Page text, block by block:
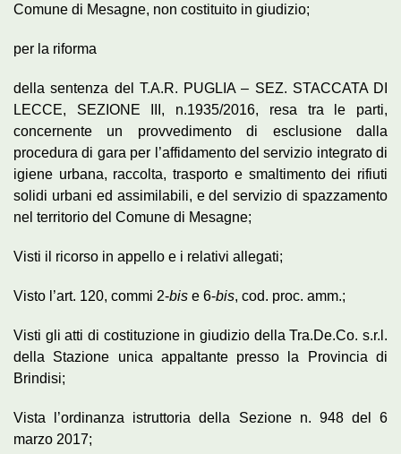
Comune di Mesagne, non costituito in giudizio;
per la riforma
della sentenza del T.A.R. PUGLIA – SEZ. STACCATA DI
LECCE, SEZIONE III, n.1935/2016, resa tra le parti,
concernente un provvedimento di esclusione dalla
procedura di gara per l’affidamento del servizio integrato di
igiene urbana, raccolta, trasporto e smaltimento dei rifiuti
solidi urbani ed assimilabili, e del servizio di spazzamento
nel territorio del Comune di Mesagne;
Visti il ricorso in appello e i relativi allegati;
Visto l’art. 120, commi 2-bis e 6-bis, cod. proc. amm.;
Visti gli atti di costituzione in giudizio della Tra.De.Co. s.r.l.
della Stazione unica appaltante presso la Provincia di
Brindisi;
Vista l’ordinanza istruttoria della Sezione n. 948 del 6
marzo 2017;